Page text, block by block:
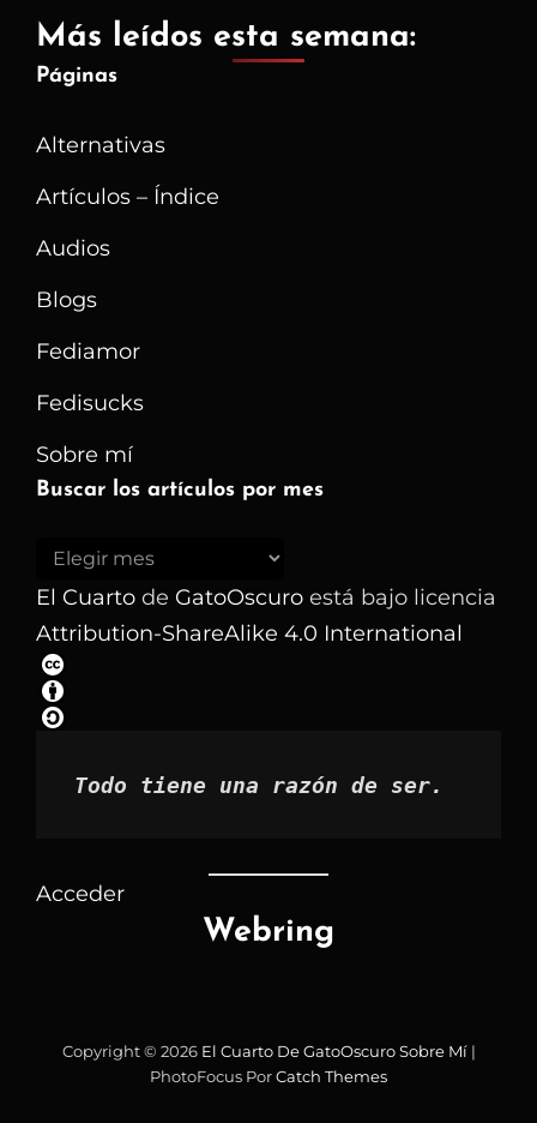
Más leídos esta semana:
Páginas
Alternativas
Artículos – Índice
Audios
Blogs
Fediamor
Fedisucks
Sobre mí
Buscar los artículos por mes
Buscar
los
artículos
por
mes
El Cuarto de GatoOscuro está bajo licencia
Attribution-ShareAlike 4.0 International
Todo tiene una razón de ser.
Acceder
Webring
Copyright © 2026 El Cuarto De GatoOscuro Sobre Mí|
PhotoFocus PorCatch Themes